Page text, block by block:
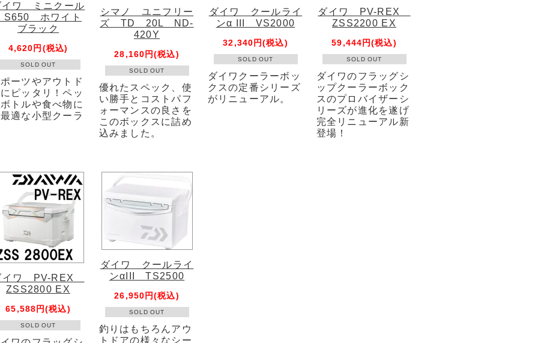
イワ ミニクール
S650 ホワイト
ブラック
4,620円(税込)
SOLD OUT
ーツやアウトド
ピッタリ！ペッ
トルや食べ物に
適な小型クーラ
シマノ ユニフリー
ズ TD 20L ND-
420Y
28,160円(税込)
SOLD OUT
優れたスペック、使
い勝手とコストパフ
ォーマンスの良さを
このボックスに詰め
込みました。
ダイワ クールライ
ンα III VS2000
32,340円(税込)
SOLD OUT
ダイワクーラーボッ
クスの定番シリーズ
がリニューアル。
ダイワ PV-REX
ZSS2200 EX
59,444円(税込)
SOLD OUT
ダイワのフラッグシ
ップクーラーボック
スのプロバイザーシ
リーズが進化を遂げ
完全リニューアル新
登場！
イワ PV-REX
ZSS2800 EX
65,588円(税込)
SOLD OUT
ダイワ クールライ
ンαIII TS2500
26,950円(税込)
SOLD OUT
釣りはもちろんアウ
トドアの様々なシー